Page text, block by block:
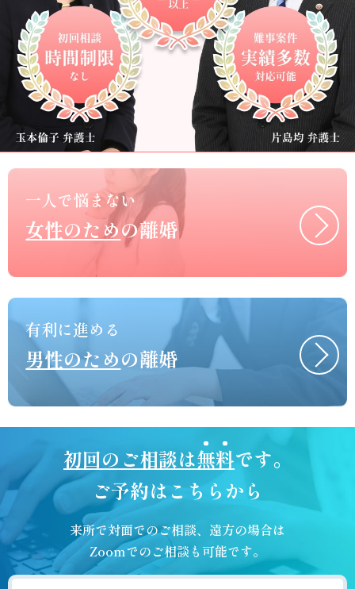
一人で悩まない
女性のための離婚
有利に進める
男性のための離婚
初回のご相談は無料です。
ご予約はこちらから
来所で対面でのご相談、遠方の場合は
Zoomでのご相談も可能です。